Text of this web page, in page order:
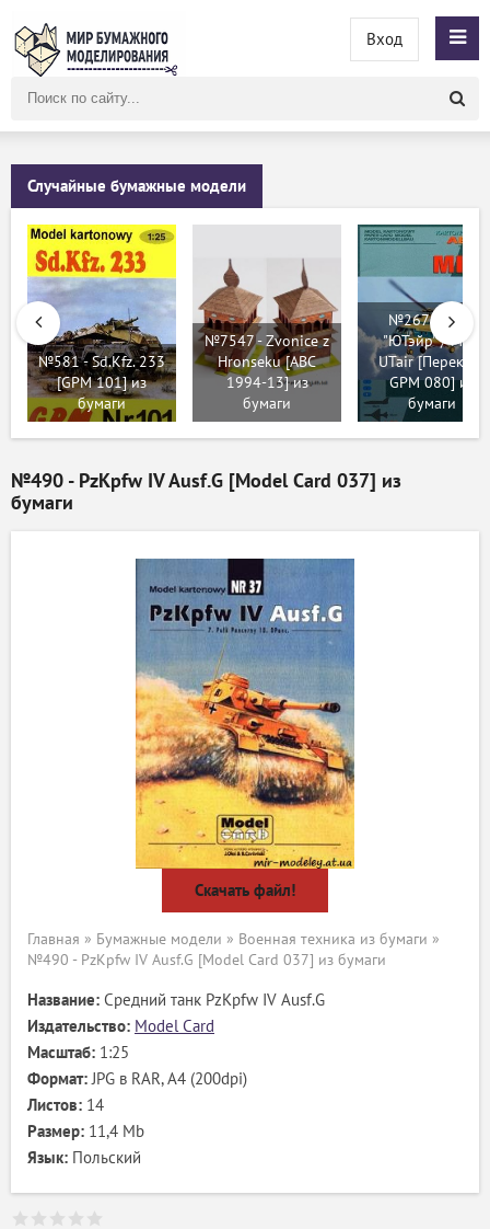
сайту
Вход
Случайные бумажные модели
№581 - Sd.Kfz. 233
[GPM 101] из
бумаги
№7547 - Zvonice z
Hronseku [ABC
1994-13] из
бумаги
№267 - Ми-8
"ЮТэйр" / Mi-8
UTair [Перекрас
GPM 080] из
бумаги
№490 - PzKpfw IV Ausf.G [Model Card 037] из
бумаги
Скачать файл!
Главная » Бумажные модели » Военная техника из бумаги »
№490 - PzKpfw IV Ausf.G [Model Card 037] из бумаги
Название: Средний танк PzKpfw IV Ausf.G
Издательство: Model Card
Масштаб: 1:25
Формат:JPG в RAR, А4 (200dpi)
Листов: 14
Размер: 11,4 Mb
Язык: Польский